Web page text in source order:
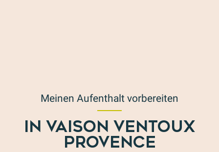
Meinen Aufenthalt vorbereiten
IN VAISON VENTOUX
PROVENCE